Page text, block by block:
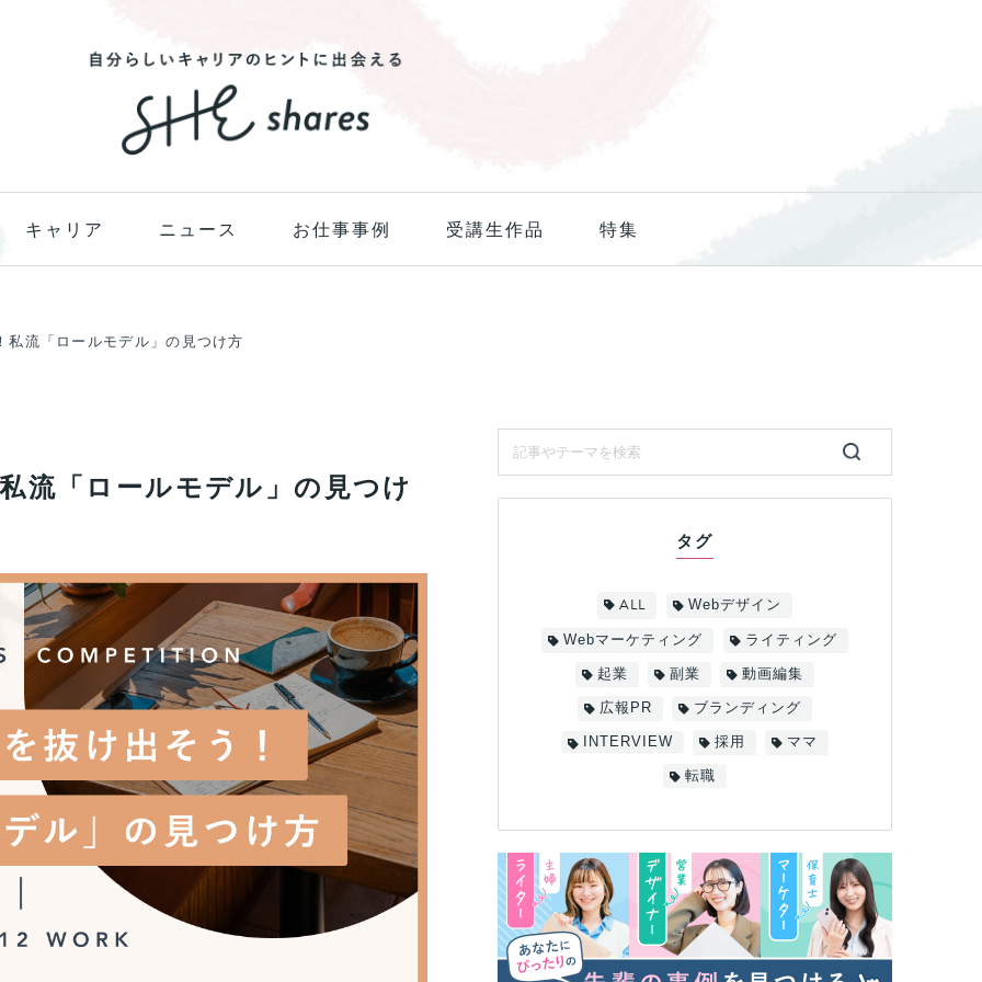
キャリア ニュース お仕事事例 受講生作品 特集
私流「ロールモデル」の見つけ方
流「ロールモデル」の見つけ
タグ
ALL Webデザイン
Webマーケティング ライティング
起業 副業 動画編集
広報PR ブランディング
INTERVIEW 採用 ママ
転職